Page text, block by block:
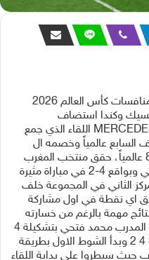
ضمن فعاليات المجموعة الثالثة من منافسات كأس العالم 2026
وكندا استضاف
MERCEDES BENZ STADIUM IN ATLANTA اللقاء الذي جمع
السابع عالمياً وخصمه ال
منتخب هايتي صاحب التصنيف الـ 83 عالمياً، حقق منتخب المغرب
فوزاً بغاية الصعوبة على منتخب هايتي وبواقع 4-2 في مباراة مثيرة
الثاني في المجموعة خلف
اي نقطة في اول مشاركة
مهمة بالرغم من خسارته
ولكنه قدم اداء مشرف وقوي .ودخل المدرب محمد فتحي بتشكيلة 4
2 3 1 وقابله المدرب مين بتشكيلة 4 4 2 وبدأ الشوط الاول بطريقة
حيث سيطروا على بداية اللقاء